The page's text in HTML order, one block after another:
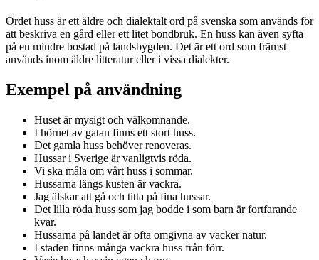
Ordet huss är ett äldre och dialektalt ord på svenska som används för
att beskriva en gård eller ett litet bondbruk. En huss kan även syfta
på en mindre bostad på landsbygden. Det är ett ord som främst
används inom äldre litteratur eller i vissa dialekter.
Exempel på användning
Huset är mysigt och välkomnande.
I hörnet av gatan finns ett stort huss.
Det gamla huss behöver renoveras.
Hussar i Sverige är vanligtvis röda.
Vi ska måla om vårt huss i sommar.
Hussarna längs kusten är vackra.
Jag älskar att gå och titta på fina hussar.
Det lilla röda huss som jag bodde i som barn är fortfarande
kvar.
Hussarna på landet är ofta omgivna av vacker natur.
I staden finns många vackra huss från förr.